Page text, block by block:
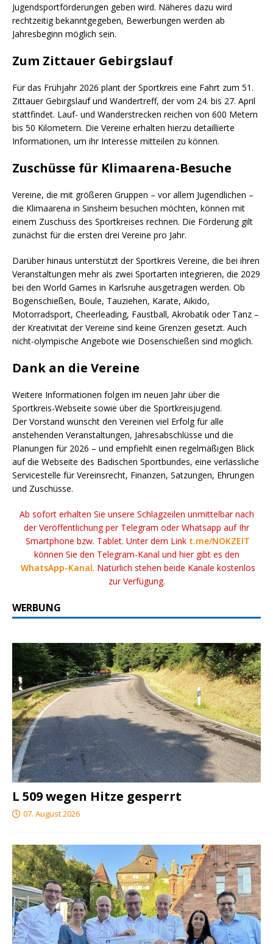
Jugendsportförderungen geben wird. Näheres dazu wird
rechtzeitig bekanntgegeben, Bewerbungen werden ab
Jahresbeginn möglich sein.
Zum Zittauer Gebirgslauf
Für das Frühjahr 2026 plant der Sportkreis eine Fahrt zum 51.
Zittauer Gebirgslauf und Wandertreff, der vom 24. bis 27. April
stattfindet. Lauf- und Wanderstrecken reichen von 600 Metern
bis 50 Kilometern. Die Vereine erhalten hierzu detaillierte
Informationen, um ihr Interesse mitteilen zu können.
Zuschüsse für Klimaarena-Besuche
Vereine, die mit größeren Gruppen – vor allem Jugendlichen –
die Klimaarena in Sinsheim besuchen möchten, können mit
einem Zuschuss des Sportkreises rechnen. Die Förderung gilt
zunächst für die ersten drei Vereine pro Jahr.
Darüber hinaus unterstützt der Sportkreis Vereine, die bei ihren
Veranstaltungen mehr als zwei Sportarten integrieren, die 2029
bei den World Games in Karlsruhe ausgetragen werden. Ob
Bogenschießen, Boule, Tauziehen, Karate, Aikido,
Motorradsport, Cheerleading, Faustball, Akrobatik oder Tanz –
der Kreativität der Vereine sind keine Grenzen gesetzt. Auch
nicht-olympische Angebote wie Dosenschießen sind möglich.
Dank an die Vereine
Weitere Informationen folgen im neuen Jahr über die
Sportkreis-Webseite sowie über die Sportkreisjugend.
Der Vorstand wünscht den Vereinen viel Erfolg für alle
anstehenden Veranstaltungen, Jahresabschlüsse und die
Planungen für 2026 – und empfiehlt einen regelmäßigen Blick
auf die Webseite des Badischen Sportbundes, eine verlässliche
Servicestelle für Vereinsrecht, Finanzen, Satzungen, Ehrungen
und Zuschüsse.
Ab sofort erhalten Sie unsere Schlagzeilen unmittelbar nach
der Veröffentlichung per Telegram oder Whatsapp auf Ihr
Smartphone bzw. Tablet. Unter dem Link t.me/NOKZEIT
können Sie den Telegram-Kanal und hier gibt es den
WhatsApp-Kanal. Natürlich stehen beide Kanäle kostenlos
zur Verfügung.
WERBUNG
L 509 wegen Hitze gesperrt
07. August 2026